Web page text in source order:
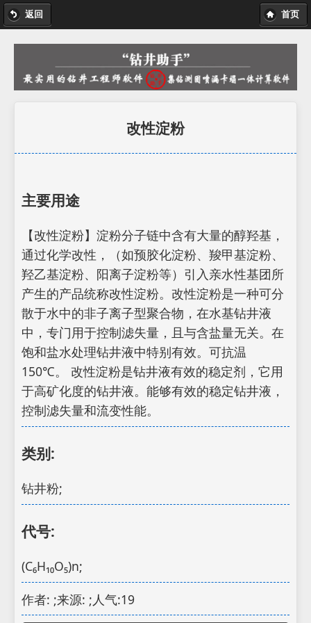
返回 首页
改性淀粉
主要用途
【改性淀粉】淀粉分子链中含有大量的醇羟基，
通过化学改性，（如预胶化淀粉、羧甲基淀粉、
羟乙基淀粉、阳离子淀粉等）引入亲水性基团所
产生的产品统称改性淀粉。改性淀粉是一种可分
散于水中的非子离子型聚合物，在水基钻井液
中，专门用于控制滤失量，且与含盐量无关。在
饱和盐水处理钻井液中特别有效。可抗温
150℃。 改性淀粉是钻井液有效的稳定剂，它用
于高矿化度的钻井液。能够有效的稳定钻井液，
控制滤失量和流变性能。
类别:
钻井粉;
代号:
(C₆H₁₀O₅)n;
作者: ;来源: ;人气:19